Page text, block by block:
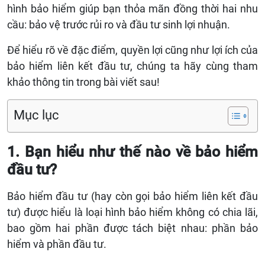
hình bảo hiểm giúp bạn thỏa mãn đồng thời hai nhu
cầu: bảo vệ trước rủi ro và đầu tư sinh lợi nhuận.
Để hiểu rõ về đặc điểm, quyền lợi cũng như lợi ích của
bảo hiểm liên kết đầu tư, chúng ta hãy cùng tham
khảo thông tin trong bài viết sau!
Mục lục
1. Bạn hiểu như thế nào về bảo hiểm
đầu tư?
Bảo hiểm đầu tư (hay còn gọi bảo hiểm liên kết đầu
tư) được hiểu là loại hình bảo hiểm không có chia lãi,
bao gồm hai phần được tách biệt nhau: phần bảo
hiểm và phần đầu tư.